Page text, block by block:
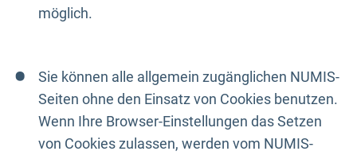
möglich.
Sie können alle allgemein zugänglichen NUMIS-
Seiten ohne den Einsatz von Cookies benutzen.
Wenn Ihre Browser-Einstellungen das Setzen
von Cookies zulassen, werden vom NUMIS-